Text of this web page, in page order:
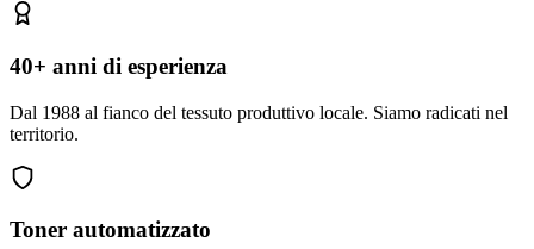
40+ anni di esperienza
Dal 1988 al fianco del tessuto produttivo locale. Siamo radicati nel
territorio.
Toner automatizzato